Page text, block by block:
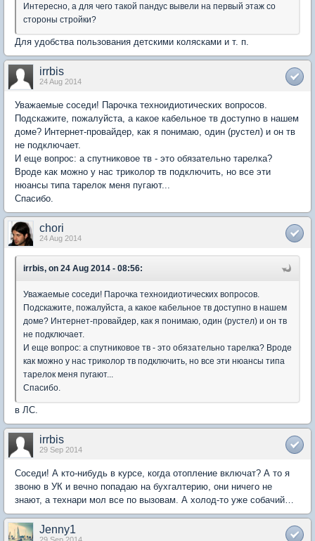
Интересно, а для чего такой пандус вывели на первый этаж со
стороны стройки?
Для удобства пользования детскими колясками и т. п.
irrbis
24 Aug 2014
Уважаемые соседи! Парочка техноидиотических вопросов.
Подскажите, пожалуйста, а какое кабельное тв доступно в нашем
доме? Интернет-провайдер, как я понимаю, один (рустел) и он тв
не подключает.
И еще вопрос: а спутниковое тв - это обязательно тарелка?
Вроде как можно у нас триколор тв подключить, но все эти
нюансы типа тарелок меня пугают...
Спасибо.
chori
24 Aug 2014
irrbis, on 24 Aug 2014 - 08:56:
Уважаемые соседи! Парочка техноидиотических вопросов.
Подскажите, пожалуйста, а какое кабельное тв доступно в нашем
доме? Интернет-провайдер, как я понимаю, один (рустел) и он тв
не подключает.
И еще вопрос: а спутниковое тв - это обязательно тарелка? Вроде
как можно у нас триколор тв подключить, но все эти нюансы типа
тарелок меня пугают...
Спасибо.
в ЛС.
irrbis
29 Sep 2014
Соседи! А кто-нибудь в курсе, когда отопление включат? А то я
звоню в УК и вечно попадаю на бухгалтерию, они ничего не
знают, а технари мол все по вызовам. А холод-то уже собачий…
Jenny1
29 Sep 2014